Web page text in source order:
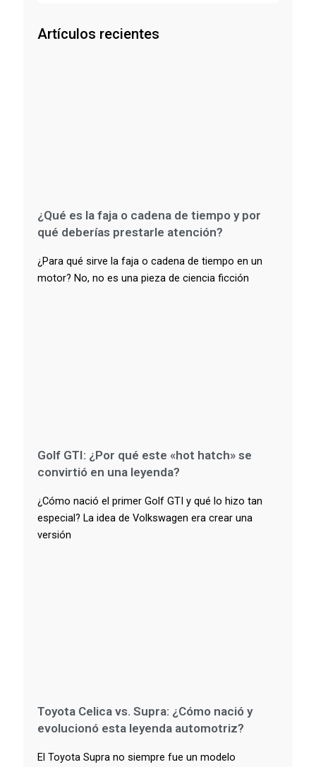
Artículos recientes
¿Qué es la faja o cadena de tiempo y por
qué deberías prestarle atención?
¿Para qué sirve la faja o cadena de tiempo en un
motor? No, no es una pieza de ciencia ficción
Golf GTI: ¿Por qué este «hot hatch» se
convirtió en una leyenda?
¿Cómo nació el primer Golf GTI y qué lo hizo tan
especial? La idea de Volkswagen era crear una
versión
Toyota Celica vs. Supra: ¿Cómo nació y
evolucionó esta leyenda automotriz?
El Toyota Supra no siempre fue un modelo